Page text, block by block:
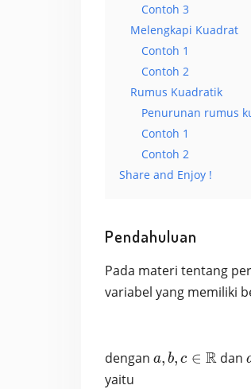
Contoh 3
Melengkapi Kuadrat
Contoh 1
Contoh 2
Rumus Kuadratik
Penurunan rumus
Contoh 1
Contoh 2
Share and Enjoy !
Pendahuluan
Pada materi tentang
variabel yang memiliki
dengan a, b, c ∈ R dan
yaitu